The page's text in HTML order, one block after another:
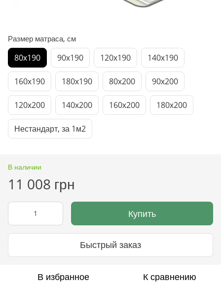
Размер матраса, см
80х190 90х190 120х190 140х190
160х190 180х190 80х200 90х200
120х200 140х200 160х200 180х200
Нестандарт, за 1м2
В наличии
11 008 грн
Купить
Быстрый заказ
В избранное К сравнению